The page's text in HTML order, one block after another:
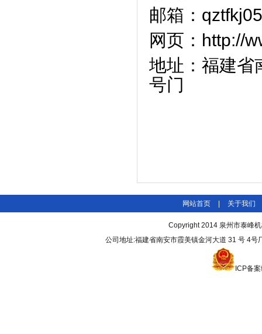
邮箱：
网页：http://
地址： 福建省
号门
网站首页 关于我们
Copyright 2014 泉州市泰峰
公司地址:福建省南安市霞美镇金河大道 31 号 4
ICP备